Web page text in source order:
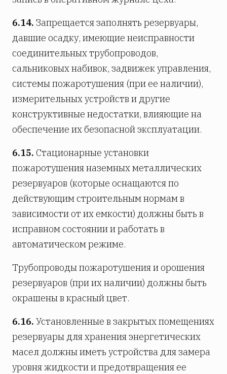
6.14. Запрещается заполнять резервуары,
давшие осадку, имеющие неисправности
соединительных трубопроводов,
сальниковых набивок, задвижек управления,
системы пожаротушения (при ее наличии),
измерительных устройств и другие
конструктивные недостатки, влияющие на
обеспечение их безопасной эксплуатации.
6.15. Стационарные установки
пожаротушения наземных металлических
резервуаров (которые оснащаются по
действующим строительным нормам в
зависимости от их емкости) должны быть в
исправном состоянии и работать в
автоматическом режиме.
Трубопроводы пожаротушения и орошения
резервуаров (при их наличии) должны быть
окрашены в красный цвет.
6.16. Установленные в закрытых помещениях
резервуары для хранения энергетических
масел должны иметь устройства для замера
уровня жидкости и предотвращения ее